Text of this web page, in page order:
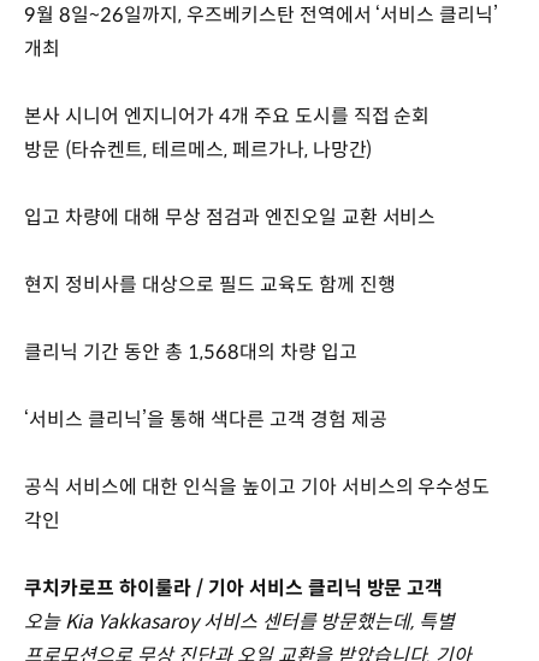
9월 8일~26일까지, 우즈베키스탄 전역에서 ‘서비스 클리닉’
개최
본사 시니어 엔지니어가 4개 주요 도시를 직접 순회
방문 (타슈켄트, 테르메스, 페르가나, 나망간)
입고 차량에 대해 무상 점검과 엔진오일 교환 서비스
현지 정비사를 대상으로 필드 교육도 함께 진행
클리닉 기간 동안 총 1,568대의 차량 입고
‘서비스 클리닉’을 통해 색다른 고객 경험 제공
공식 서비스에 대한 인식을 높이고 기아 서비스의 우수성도
각인
쿠치카로프 하이룰라 / 기아 서비스 클리닉 방문 고객
오늘 Kia Yakkasaroy 서비스 센터를 방문했는데, 특별
프로모션으로 무상 진단과 오일 교환을 받았습니다. 기아